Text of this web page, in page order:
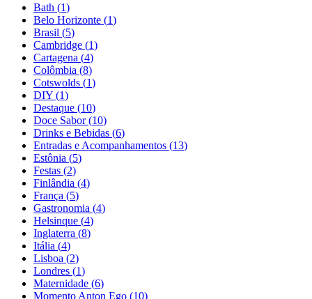
Bath (1)
Belo Horizonte (1)
Brasil (5)
Cambridge (1)
Cartagena (4)
Colômbia (8)
Cotswolds (1)
DIY (1)
Destaque (10)
Doce Sabor (10)
Drinks e Bebidas (6)
Entradas e Acompanhamentos (13)
Estônia (5)
Festas (2)
Finlândia (4)
França (5)
Gastronomia (4)
Helsinque (4)
Inglaterra (8)
Itália (4)
Lisboa (2)
Londres (1)
Maternidade (6)
Momento Anton Ego (10)